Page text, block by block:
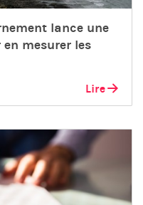
lance une
mesurer les
Lire